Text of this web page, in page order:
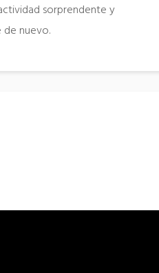
sorprendente y
de nuevo.